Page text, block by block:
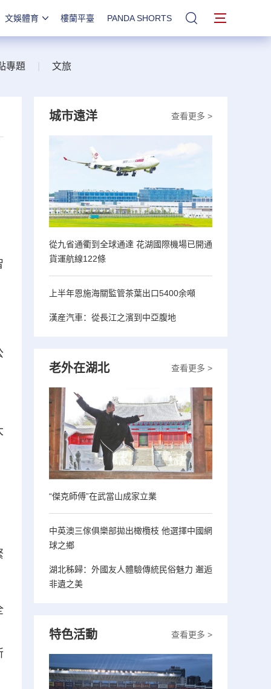
文娛體育 樓蘭平臺 PANDA SHORTS 站內搜索
專題 文旅
查看更多 >
城市遠洋
從九省通衢到全球通達 花湖國際機場已開通
貨運航線122條
上半年恩施海關監管茶葉出口5400余噸
漢産汽車：從長江之濱到中亞腹地
查看更多 >
老外在湖北
“傑克師傅”在武當山成家立業
中英澳三傢俱樂部拋出橄欖枝 他選擇中國網
球之鄉
湖北秭歸：外國友人體驗傳統民俗魅力 邂逅
非遺之美
查看更多 >
特色活動